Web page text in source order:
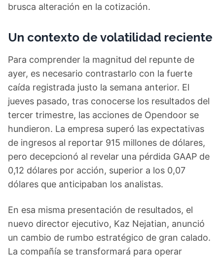
brusca alteración en la cotización.
Un contexto de volatilidad reciente
Para comprender la magnitud del repunte de
ayer, es necesario contrastarlo con la fuerte
caída registrada justo la semana anterior. El
jueves pasado, tras conocerse los resultados del
tercer trimestre, las acciones de Opendoor se
hundieron. La empresa superó las expectativas
de ingresos al reportar 915 millones de dólares,
pero decepcionó al revelar una pérdida GAAP de
0,12 dólares por acción, superior a los 0,07
dólares que anticipaban los analistas.
En esa misma presentación de resultados, el
nuevo director ejecutivo, Kaz Nejatian, anunció
un cambio de rumbo estratégico de gran calado.
La compañía se transformará para operar